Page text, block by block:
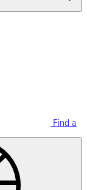
Find a